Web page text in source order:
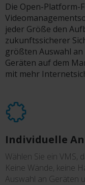
Die Open-Platform-
jeder Größe den
zukunftssicherer
größten Auswahl
Geräten auf dem
mit mehr
Individuelle
Wählen Sie ein VMS,
Keine Wände, keine
Auswahl an Geräten